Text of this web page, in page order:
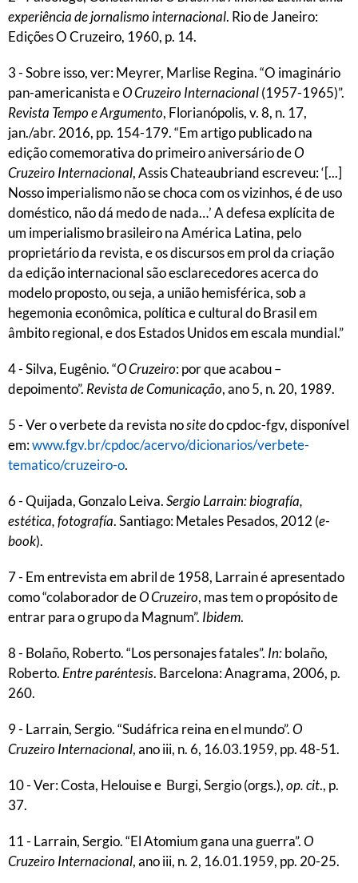
experiência de jornalismo internacional. Rio de Janeiro:
Edições O Cruzeiro, 1960, p. 14.
3 - Sobre isso, ver: Meyrer, Marlise Regina. “O imaginário
pan-americanista eO Cruzeiro Internacional(1957-1965)”.
Revista Tempo e Argumento, Florianópolis, v. 8, n. 17,
jan./abr. 2016, pp. 154-179. “Em artigo publicado na
edição comemorativa do primeiro aniversário deO
Cruzeiro Internacional, Assis Chateaubriand escreveu: ‘[...]
Nosso imperialismo não se choca com os vizinhos, é de uso
doméstico, não dá medo de nada…’ A defesa explícita de
um imperialismo brasileiro na América Latina, pelo
proprietário da revista, e os discursos em prol da criação
da edição internacional são esclarecedores acerca do
modelo proposto, ou seja, a união hemisférica, sob a
hegemonia econômica, política e cultural do Brasil em
âmbito regional, e dos Estados Unidos em escala mundial.”
4 - Silva, Eugênio. “O Cruzeiro: por que acabou –
depoimento”. Revista de Comunicação, ano 5, n. 20, 1989.
5 - Ver o verbete da revista nositedo cpdoc-fgv, disponível
em:www.fgv.br/cpdoc/acervo/dicionarios/verbete-
tematico/cruzeiro-o.
6 - Quijada, Gonzalo Leiva.Sergio Larrain: biografía,
estética, fotografía. Santiago: Metales Pesados, 2012 (e-
book).
7 - Em entrevista em abril de 1958, Larrain é apresentado
como “colaborador deO Cruzeiro, mas tem o propósito de
entrar para o grupo da Magnum”. Ibidem.
8 - Bolaño, Roberto. “Los personajes fatales”. In:bolaño,
Roberto.Entre paréntesis. Barcelona: Anagrama, 2006, p.
260.
9 - Larrain, Sergio. “Sudáfrica reina en el mundo”.O
Cruzeiro Internacional, ano iii, n. 6, 16.03.1959, pp. 48-51.
10 - Ver: Costa, Helouise e Burgi, Sergio (orgs.),op. cit., p.
37.
11 - Larrain, Sergio. “El Atomium gana una guerra”.O
Cruzeiro Internacional, ano iii, n. 2, 16.01.1959, pp. 20-25.